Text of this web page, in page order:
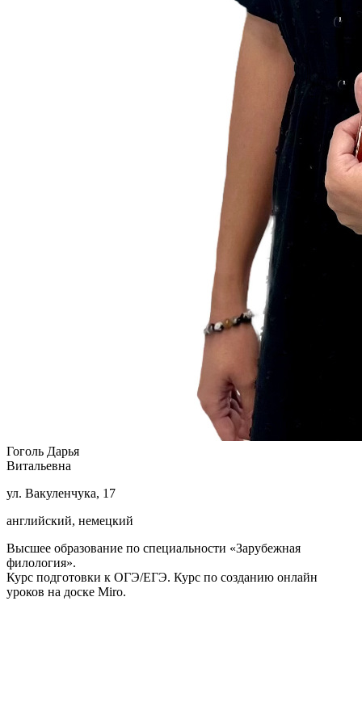
Гоголь Дарья
Витальевна
ул. Вакуленчука, 17
английский, немецкий
Высшее образование по специальности «Зарубежная
филология».
Курс подготовки к ОГЭ/ЕГЭ. Курс по созданию онлайн
уроков на доске Miro.